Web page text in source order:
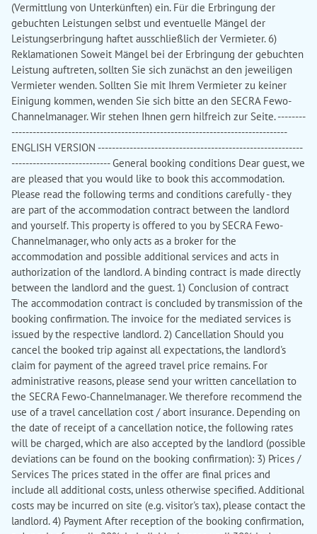
(Vermittlung von Unterkünften) ein. Für die Erbringung der
gebuchten Leistungen selbst und eventuelle Mängel der
Leistungserbringung haftet ausschließlich der Vermieter. 6)
Reklamationen Soweit Mängel bei der Erbringung der gebuchten
Leistung auftreten, sollten Sie sich zunächst an den jeweiligen
Vermieter wenden. Sollten Sie mit Ihrem Vermieter zu keiner
Einigung kommen, wenden Sie sich bitte an den SECRA Fewo-
Channelmanager. Wir stehen Ihnen gern hilfreich zur Seite. --------
------------------------------------------------------------------------------
ENGLISH VERSION ----------------------------------------------------------
---------------------------- General booking conditions Dear guest, we
are pleased that you would like to book this accommodation.
Please read the following terms and conditions carefully - they
are part of the accommodation contract between the landlord
and yourself. This property is offered to you by SECRA Fewo-
Channelmanager, who only acts as a broker for the
accommodation and possible additional services and acts in
authorization of the landlord. A binding contract is made directly
between the landlord and the guest. 1) Conclusion of contract
The accommodation contract is concluded by transmission of the
booking confirmation. The invoice for the mediated services is
issued by the respective landlord. 2) Cancellation Should you
cancel the booked trip against all expectations, the landlord's
claim for payment of the agreed travel price remains. For
administrative reasons, please send your written cancellation to
the SECRA Fewo-Channelmanager. We therefore recommend the
use of a travel cancellation cost / abort insurance. Depending on
the date of receipt of a cancellation notice, the following rates
will be charged, which are also accepted by the landlord (possible
deviations can be found on the booking confirmation): 3) Prices /
Services The prices stated in the offer are final prices and
include all additional costs, unless otherwise specified. Additional
costs may be incurred on site (e.g. visitor's tax), please contact the
landlord. 4) Payment After reception of the booking confirmation,